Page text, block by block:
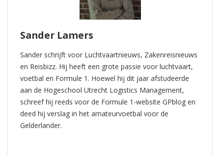
Sander Lamers
Sander schrijft voor Luchtvaartnieuws, Zakenreisnieuws
en Reisbizz. Hij heeft een grote passie voor luchtvaart,
voetbal en Formule 1. Hoewel hij dit jaar afstudeerde
aan de Hogeschool Utrecht Logistics Management,
schreef hij reeds voor de Formule 1-website GPblog en
deed hij verslag in het amateurvoetbal voor de
Gelderlander.